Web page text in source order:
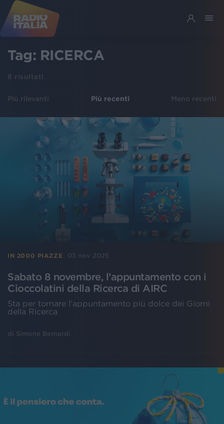
Tag: RICERCA
8 risultati
Più rilevanti Più recenti Meno recenti
IN 2000 PIAZZE 03 nov 2025
Sabato 8 novembre, l’appuntamento con i
Cioccolatini della Ricerca di AIRC
Sta per tornare l’appuntamento più dolce dei Giorni
della Ricerca
di Simone Bernardi